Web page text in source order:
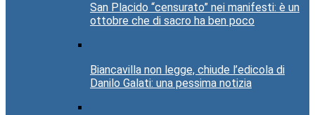
San Placido “censurato” nei manifesti: è un
ottobre che di sacro ha ben poco
Biancavilla non legge, chiude l’edicola di
Danilo Galati: una pessima notizia